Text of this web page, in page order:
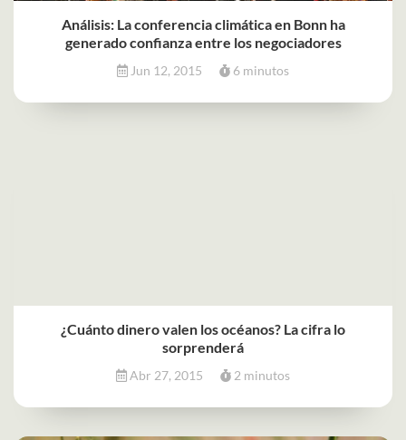
Análisis: La conferencia climática en Bonn ha
generado confianza entre los negociadores
Jun 12, 2015 6 minutos
¿Cuánto dinero valen los océanos? La cifra lo
sorprenderá
Abr 27, 2015 2 minutos